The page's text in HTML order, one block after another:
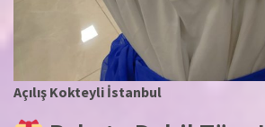
Açılış Kokteyli İstanbul